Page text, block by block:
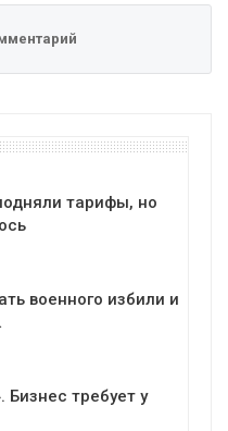
тарифы, но
военного избили и
Бизнес требует у